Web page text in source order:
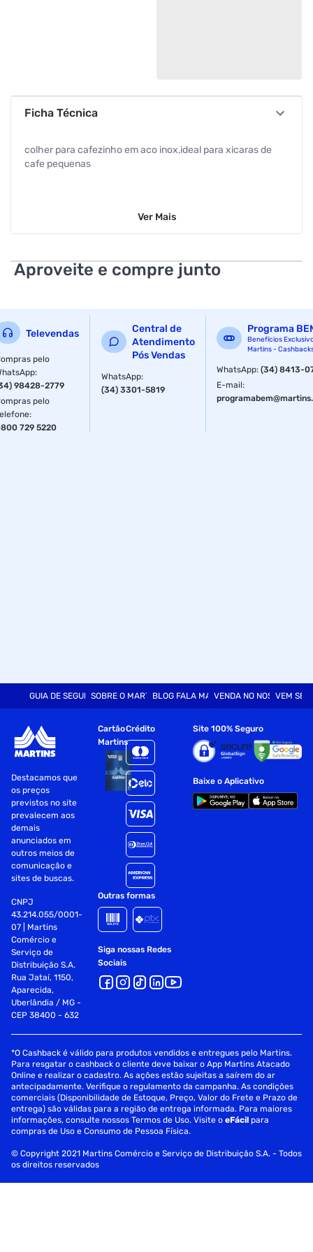
Ficha Técnica
colher para cafezinho em aco inox,ideal para xicaras de
cafe pequenas
Ver Mais
Aproveite e compre junto
Televendas
pelo
:
98428-2779
pelo
:
729 5220
Central de
Atendimento
Pós Vendas
WhatsApp:
(34) 3301-5819
Programa
Benefícios
Martins -
WhatsApp:(34) 8413-
E-mail:
GUIA DE SEGURANÇASOBRE O MARTINSBLOG FALA MARTVENDA NO NOSSO SITE
VEM SER
Destacamos que
os preços
previstos no site
prevalecem aos
demais
anunciados em
outros meios de
comunicação e
sites de buscas.
CNPJ
43.214.055/0001-
07 | Martins
Comércio e
Serviço de
Distribuição S.A.
Rua Jataí, 1150,
Aparecida,
Uberlândia / MG -
CEP 38400 - 632
Cartão
Martins
Crédito
Outras formas
Siga nossas Redes
Sociais
Site 100% Seguro
Baixe o Aplicativo
*O Cashback é válido para produtos vendidos e entregues pelo Martins.
Para resgatar o cashback o cliente deve baixar o App Martins Atacado
Online e realizar o cadastro. As ações estão sujeitas a saírem do ar
antecipadamente. Verifique o regulamento da campanha. As condições
comerciais (Disponibilidade de Estoque, Preço, Valor do Frete e Prazo de
entrega) são válidas para a região de entrega informada. Para maiores
informações, consulte nossos Termos de Uso. Visite oeFácil para
compras de Uso e Consumo de Pessoa Física.
© Copyright 2021 Martins Comércio e Serviço de Distribuição S.A. - Todos
os direitos reservados